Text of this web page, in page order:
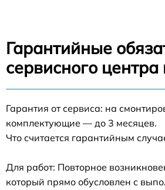
Гарантийные
сервисного
Гарантия от сервиса: на
комплектующие — до 3 месяцев.
Что считается гарантийным
Для работ: Повторное
который прямо обусловлен с